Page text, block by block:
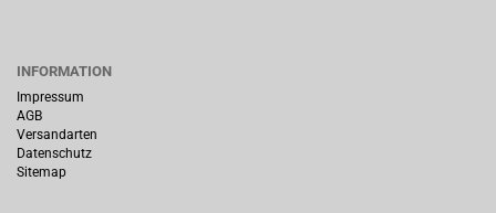
INFORMATION
Impressum
AGB
Versandarten
Datenschutz
Sitemap